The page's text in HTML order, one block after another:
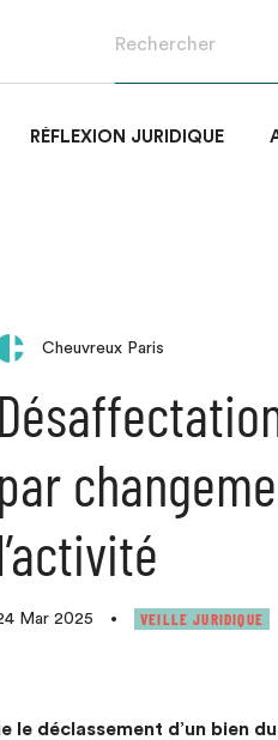
RÉFLEXION JURIDIQUE
Cheuvreux Paris
par
Mar 2025 • VEILLE JURIDIQUE
le déclassement d’un bien